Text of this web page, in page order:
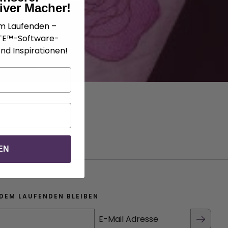
LAUFENDEN BLEIBEN
E-Mail Adresse
Macher!
Laufenden –
Software-
Inspirationen!